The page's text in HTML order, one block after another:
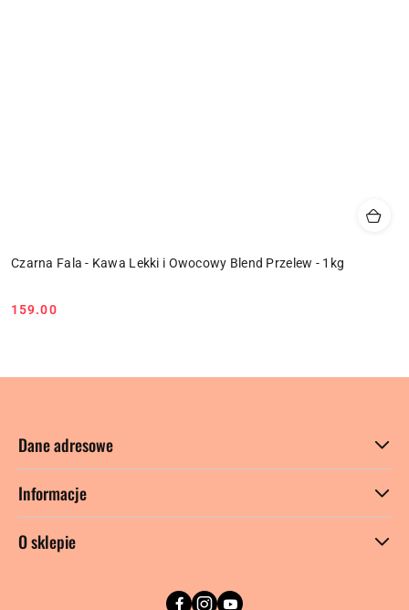
Czarna Fala - Kawa Lekki i Owocowy Blend Przelew - 1kg
Cena:
159.00
Dane adresowe
Informacje
O sklepie